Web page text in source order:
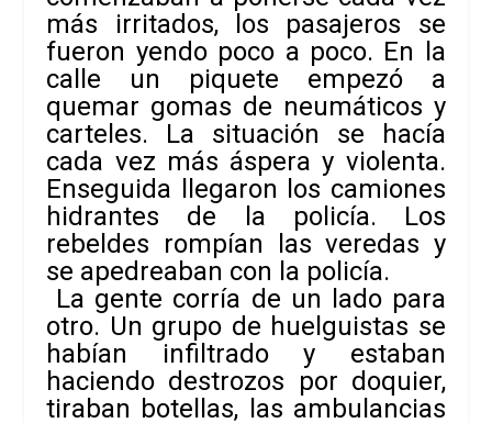
más irritados, los pasajeros se
fueron yendo poco a poco. En la
calle un piquete empezó a
quemar gomas de neumáticos y
carteles. La situación se hacía
cada vez más áspera y violenta.
Enseguida llegaron los camiones
hidrantes de la policía. Los
rebeldes rompían las veredas y
se apedreaban con la policía.
La gente corría de un lado para
otro. Un grupo de huelguistas se
habían infiltrado y estaban
haciendo destrozos por doquier,
tiraban botellas, las ambulancias